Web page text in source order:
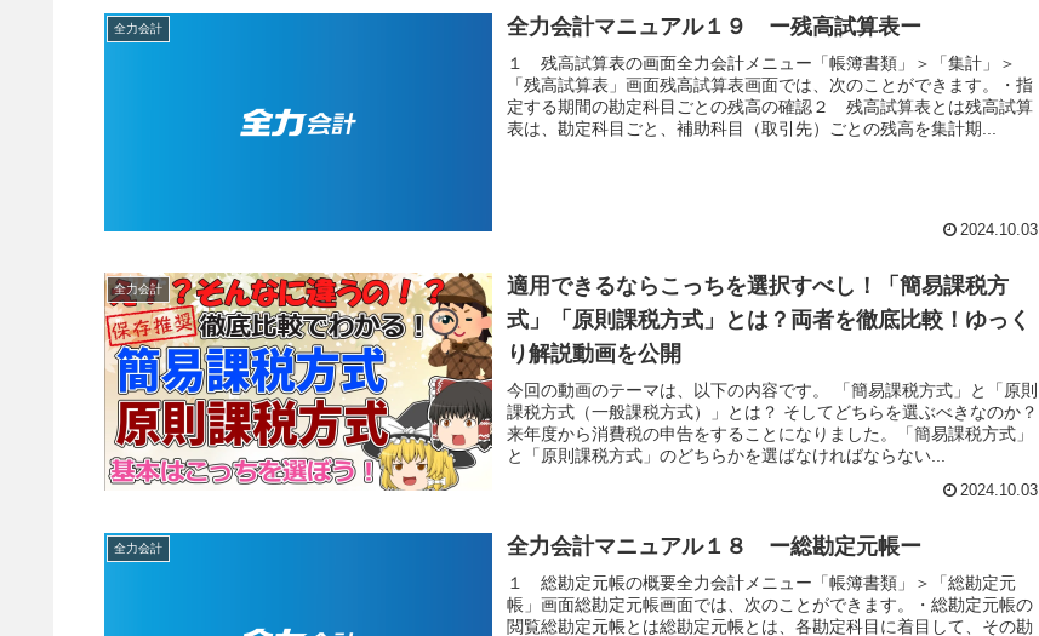
全力会計 全力会計マニュアル１９ ー残高試算表ー
１ 残高試算表の画面全力会計メニュー「帳簿書類」＞「集計」＞
「残高試算表」画面残高試算表画面では、次のことができます。・指
定する期間の勘定科目ごとの残高の確認２ 残高試算表とは残高試算
表は、勘定科目ごと、補助科目（取引先）ごとの残高を集計期...
2024.10.03
全力会計
適用できるならこっちを選択すべし！「簡易課税方
式」「原則課税方式」とは？両者を徹底比較！ゆっく
り解説動画を公開
今回の動画のテーマは、以下の内容です。 「簡易課税方式」と「原則
課税方式（一般課税方式）」とは？ そしてどちらを選ぶべきなのか？
来年度から消費税の申告をすることになりました。「簡易課税方式」
と「原則課税方式」のどちらかを選ばなければならない...
2024.10.03
全力会計 全力会計マニュアル１８ ー総勘定元帳ー
１ 総勘定元帳の概要全力会計メニュー「帳簿書類」＞「総勘定元
帳」画面総勘定元帳画面では、次のことができます。・総勘定元帳の
閲覧総勘定元帳とは総勘定元帳とは、各勘定科目に着目して、その勘